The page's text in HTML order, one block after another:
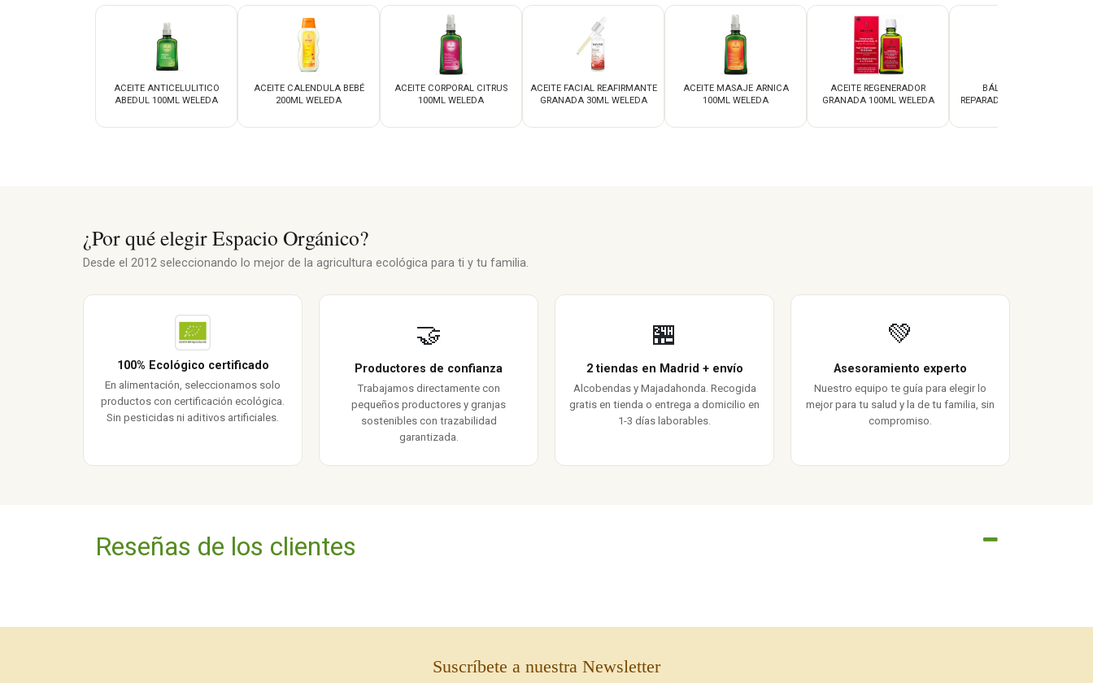
ACEITE ANTICELULITICO
ABEDUL 100ML WELEDA
ACEITE CALENDULA BEBÉ
200ML WELEDA
ACEITE CORPORAL CITRUS
100ML WELEDA
ACEITE FACIAL REAFIRMANTE
GRANADA 30ML WELEDA
ACEITE MASAJE ARNICA
100ML WELEDA
ACEITE REGENERADOR
GRANADA 100ML WELEDA
BÁLSAMO LABIAL
REPARADOR SKIN FOOD 8ML
¿Por qué elegir Espacio Orgánico?
Desde el 2012 seleccionando lo mejor de la agricultura ecológica para ti y tu familia.
100% Ecológico certificado
En alimentación, seleccionamos solo
productos con certificación ecológica.
Sin pesticidas ni aditivos artificiales.
🤝
Productores de confianza
Trabajamos directamente con
pequeños productores y granjas
sostenibles con trazabilidad
garantizada.
🏪
2 tiendas en Madrid + envío
Alcobendas y Majadahonda. Recogida
gratis en tienda o entrega a domicilio en
1-3 días laborables.
💚
Asesoramiento experto
Nuestro equipo te guía para elegir lo
mejor para tu salud y la de tu familia, sin
compromiso.
Reseñas de los clientes
Suscríbete a nuestra Newsletter